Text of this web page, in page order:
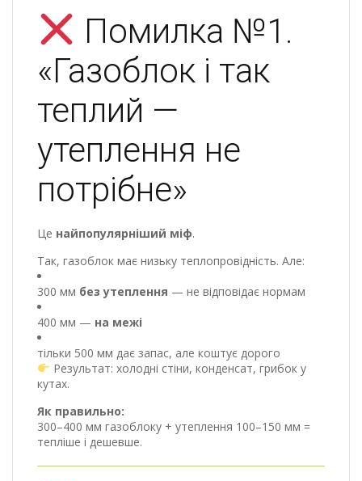
Помилка №1.
«Газоблок і так
теплий —
утеплення не
потрібне»
Це найпопулярніший міф.
Так, газоблок має низьку теплопровідність. Але:
300 мм без утеплення — не відповідає нормам
400 мм — на межі
тільки 500 мм дає запас, але коштує дорого
Результат: холодні стіни, конденсат, грибок у
кутах.
Як правильно:
300–400 мм газоблоку + утеплення 100–150 мм =
тепліше і дешевше.